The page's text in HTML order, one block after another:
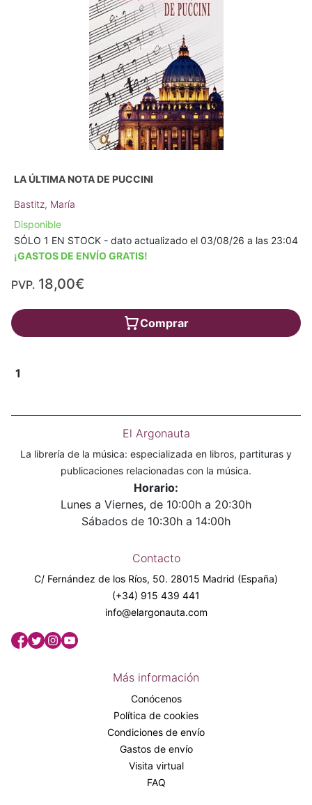
LA ÚLTIMA NOTA DE PUCCINI
Bastitz, María
Disponible
SÓLO 1 EN STOCK - dato actualizado el 03/08/26 a las 23:04
¡GASTOS DE ENVÍO GRATIS!
PVP. 18,00€
Comprar
1
El Argonauta
La librería de la música: especializada en libros, partituras y
publicaciones relacionadas con la música.
Horario:
Lunes a Viernes, de 10:00h a 20:30h
Sábados de 10:30h a 14:00h
Contacto
C/ Fernández de los Ríos, 50. 28015 Madrid (España)
(+34) 915 439 441
info@elargonauta.com
Más información
Conócenos
Política de cookies
Condiciones de envío
Gastos de envío
Visita virtual
FAQ